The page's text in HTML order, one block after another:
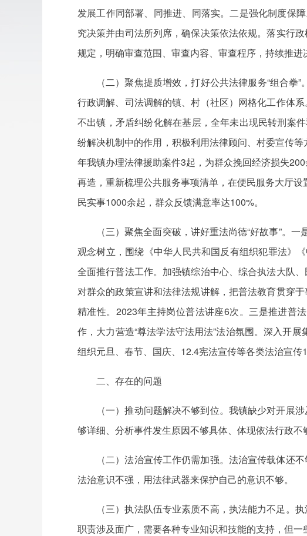
发展工作同部署、同推进、同落实。二是强化制度保障
究决策并由司法所列席，确保决策依法依规。落实行
规定，明确审查范围、审查内容、审查程序，持续推进
（二）聚焦提质增效，打好公共法律服务“组合拳
行政调解、司法调解的镇、村（社区） 网格化工作体
不出镇，矛盾纠纷化解在基层，全年未出现民转刑案
纷解决机制中的作用，积极利用法律顾问、村委宣传
年我镇办理法律援助案件3起，为群众挽回经济损失
再造，重新梳理公共服务事项清单，在便民服务大厅
民实事1000余起，群众反馈满意率达100%。
（三）聚焦全面突破，讲好重法尚德“好故事”。
观念树立，围绕《中华人民共和国反有组织犯罪法》《
全面推行普法工作。加强镇综治中心、综合执法大队
对群众的政策宣讲和法律法规讲解，把普法教育贯穿
精准性。2023年主持岗位普法讲座6次。三是推进普法
作，大力营造“尊法学法守法用法”法治氛围。深入开
组织元旦、春节、国庆、12.4宪法宣传等各类法治宣
二、存在的问题
（一）推动问题解决不够到位。我镇缺少对开展
够详细、分析事件发生原因不够具体、体现依法行政不
（二）法治宣传工作仍需加强。法治宣传载体还
法治意识不强，用法律武器来保护自己的意识不够。
（三）执法队伍专业素质不高，执法能力不足。
职责涉及面广，需要各种专业知识和技能的支持，但一